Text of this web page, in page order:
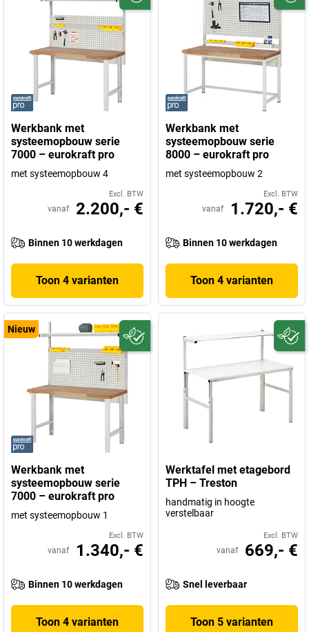
Werkbank met
systeemopbouw serie
7000 – eurokraft pro
met systeemopbouw 4
Excl. BTW
vanaf 2.200,- €
Binnen 10 werkdagen
Toon 4 varianten
Werkbank met
systeemopbouw serie
8000 – eurokraft pro
met systeemopbouw 2
Excl. BTW
vanaf 1.720,- €
Binnen 10 werkdagen
Toon 4 varianten
Nieuw
Werkbank met
systeemopbouw serie
7000 – eurokraft pro
met systeemopbouw 1
Excl. BTW
vanaf 1.340,- €
Binnen 10 werkdagen
Toon 4 varianten
Werktafel met etagebord
TPH – Treston
handmatig in hoogte
verstelbaar
Excl. BTW
vanaf 669,- €
Snel leverbaar
Toon 5 varianten